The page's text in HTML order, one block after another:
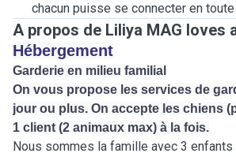
chacun puisse se connecter en
A propos de Liliya MAG loves
Hébergement
Garderie en milieu familial
On vous propose les services de
jour ou plus. On accepte les chiens
1 client (2 animaux max) à la fois.
Nous sommes la famille avec 3 enfants